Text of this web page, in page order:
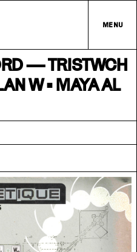
MENU
— TRISTWCH
W • MAYA AL